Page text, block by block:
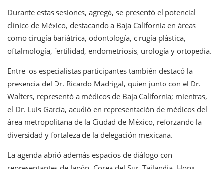
Durante estas sesiones, agregó, se presentó el potencial
clínico de México, destacando a Baja California en áreas
como cirugía bariátrica, odontología, cirugía plástica,
oftalmología, fertilidad, endometriosis, urología y ortopedia.
Entre los especialistas participantes también destacó la
presencia del Dr. Ricardo Madrigal, quien junto con el Dr.
Walters, representó a médicos de Baja California; mientras,
el Dr. Luis García, acudió en representación de médicos del
área metropolitana de la Ciudad de México, reforzando la
diversidad y fortaleza de la delegación mexicana.
La agenda abrió además espacios de diálogo con